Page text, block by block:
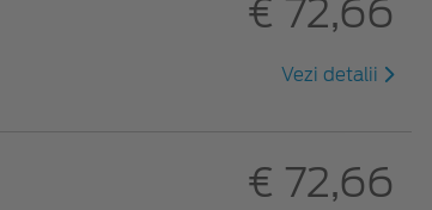
€ 72,66
Vezi detalii
€ 72,66